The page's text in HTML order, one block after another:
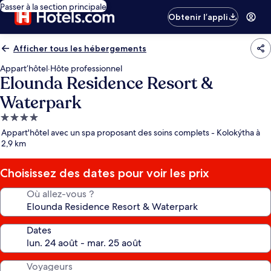
Passer à la section principale
Obtenir l’appli
Afficher tous les hébergements
Appart’hôtel·Hôte professionnel
Elounda Residence Resort &
Waterpark
Hébergement
4.0 étoiles
Appart'hôtel avec un spa proposant des soins complets - Kolokýtha à
2,9 km
Choisissez des dates pour voir les prix
Où allez-vous ?
Dates
Voyageurs